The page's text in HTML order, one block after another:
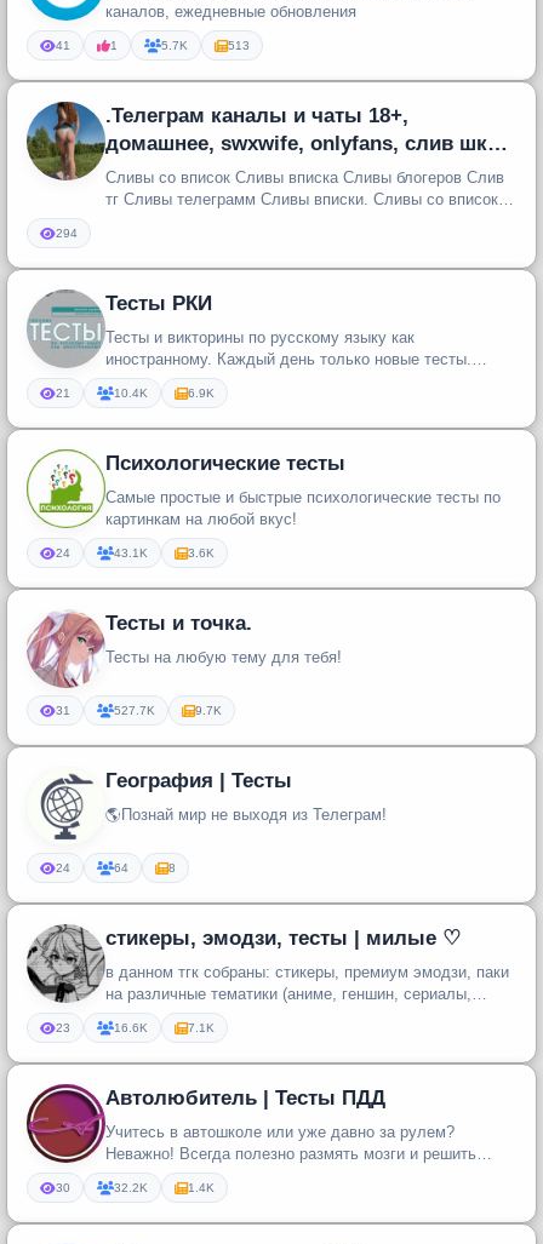
каналов, ежедневные обновления
41 1 5.7K 513
.Телеграм каналы и чаты 18+,
домашнее, swxwife, onlyfans, слив шкур,
лесбиянки (lesbian), порно (por
Сливы со вписок Сливы вписка Сливы блогеров Слив
тг Сливы телеграмм Сливы вписки. Сливы со вписок
294
Тесты РКИ
Тесты и викторины по русскому языку как
иностранному. Каждый день только новые тесты.
Уровень А1 - С1.
21 10.4K 6.9K
Психологические тесты
Самые простые и быстрые психологические тесты по
картинкам на любой вкус!
24 43.1K 3.6K
Тесты и точка.
Тесты на любую тему для тебя!
31 527.7K 9.7K
География | Тесты
🌎Познай мир не выходя из Телеграм!
24 64 8
стикеры, эмодзи, тесты | милые ♡
в данном тгк собраны: стикеры, премиум эмодзи, паки
на различные тематики (аниме, геншин, сериалы,
фильмы, стримеры и мн...
23 16.6K 7.1K
Автолюбитель | Тесты ПДД
Учитесь в автошколе или уже давно за рулем?
Неважно! Всегда полезно размять мозги и решить
несколько задач на тему ПДД.
30 32.2K 1.4K